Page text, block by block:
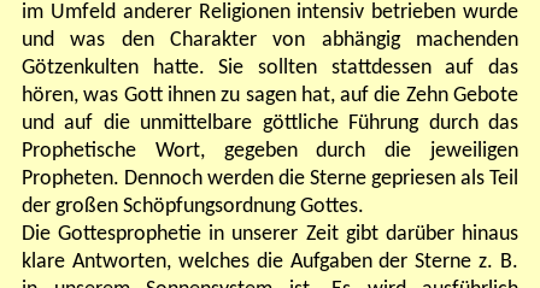
im Umfeld anderer Religionen intensiv betrieben wurde
und was den Charakter von abhängig machenden
Götzenkulten hatte. Sie sollten stattdessen auf das
hören, was Gott ihnen zu sagen hat, auf die Zehn Gebote
und auf die unmittelbare göttliche Führung durch das
Prophetische Wort, gegeben durch die jeweiligen
Propheten. Dennoch werden die Sterne gepriesen als Teil
der großen Schöpfungsordnung Gottes.
Die Gottesprophetie in unserer Zeit gibt darüber hinaus
klare Antworten, welches die Aufgaben der Sterne z. B.